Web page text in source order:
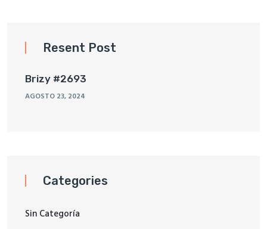
Resent Post
Brizy #2693
AGOSTO 23, 2024
Categories
Sin Categoría